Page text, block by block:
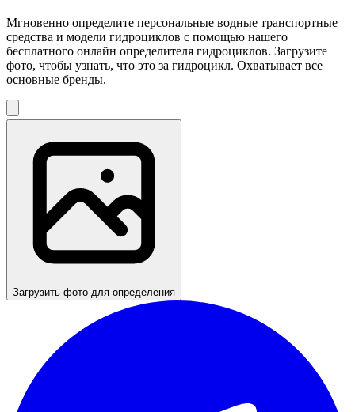
Мгновенно определите персональные водные транспортные
средства и модели гидроциклов с помощью нашего
бесплатного онлайн определителя гидроциклов. Загрузите
фото, чтобы узнать, что это за гидроцикл. Охватывает все
основные бренды.
Загрузить фото для определения